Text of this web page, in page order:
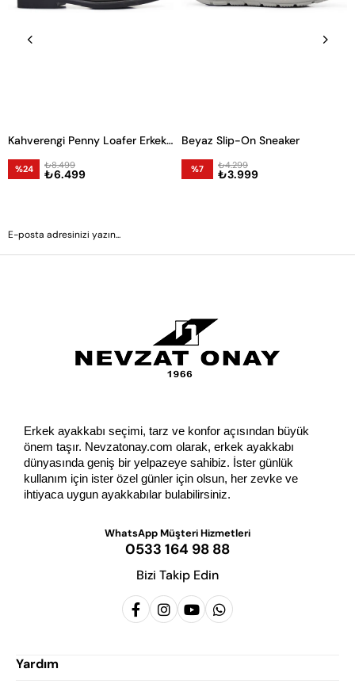
Kahverengi Penny Loafer Erkek Ayakkabı
%24 ₺6.499
₺8.499
Beyaz Slip-On Sneaker
%7 ₺3.999
₺4.299
Erkek ayakkabı seçimi, tarz ve konfor açısından büyük
önem taşır. Nevzatonay.com olarak, erkek ayakkabı
dünyasında geniş bir yelpazeye sahibiz. İster günlük
kullanım için ister özel günler için olsun, her zevke ve
ihtiyaca uygun ayakkabılar bulabilirsiniz.
WhatsApp Müşteri Hizmetleri
0533 164 98 88
Bizi Takip Edin
Yardım